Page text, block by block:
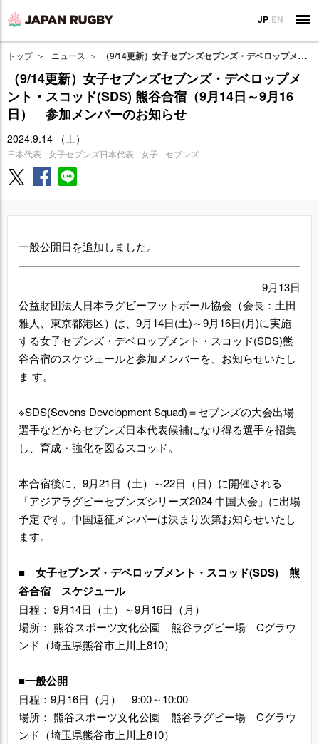
JP EN
トップ ニュース （9/14更新）女子セブンズセブンズ・デベロップメント・スコッド(SDS) 熊谷合宿（9月14日～9月16日） 参加メンバーのお知らせ
（9/14更新）女子セブンズセブンズ・デベロップメ
ント・スコッド(SDS) 熊谷合宿（9月14日～9月16
日） 参加メンバーのお知らせ
2024.9.14 （土）
日本代表 女子セブンズ日本代表 女子 セブンズ
一般公開日を追加しました。
9月13日
公益財団法人日本ラグビーフットボール協会（会長：土田
雅人、東京都港区）は、9月14日(土)～9月16日(月)に実施
する女子セブンズ・デベロップメント・スコッド(SDS)熊
谷合宿のスケジュールと参加メンバーを、お知らせいたし
ま す。
※SDS(Sevens Development Squad)＝セブンズの大会出場
選手などからセブンズ日本代表候補になり得る選手を招集
し、育成・強化を図るスコッド。
本合宿後に、9月21日（土）～22日（日）に開催される
「アジアラグビーセブンズシリーズ2024 中国大会」に出場
予定です。中国遠征メンバーは決まり次第お知らせいたし
ます。
■ 女子セブンズ・デベロップメント・スコッド(SDS) 熊
谷合宿
スケジュール
日程： 9月14日（土）～9月16日（月）
場所： 熊谷スポーツ文化公園 熊谷ラグビー場 Cグラウ
ンド（埼玉県熊谷市上川上810）
■一般公開
日程：9月16日（月） 9:00～10:00
場所： 熊谷スポーツ文化公園 熊谷ラグビー場 Cグラウ
ンド（埼玉県熊谷市上川上810）